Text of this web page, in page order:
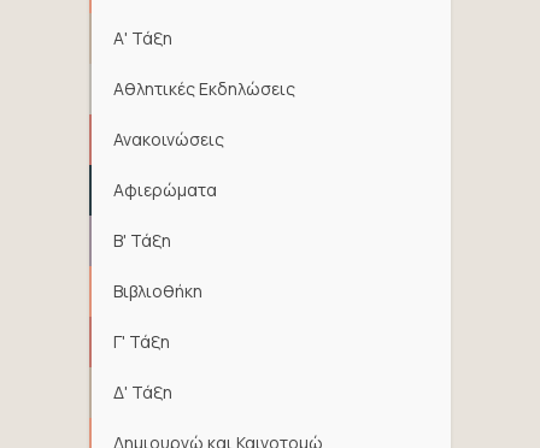
Α' Τάξη
Αθλητικές Εκδηλώσεις
Ανακοινώσεις
Αφιερώματα
Β' Τάξη
Βιβλιοθήκη
Γ' Τάξη
Δ' Τάξη
Δημιουργώ και Καινοτομώ